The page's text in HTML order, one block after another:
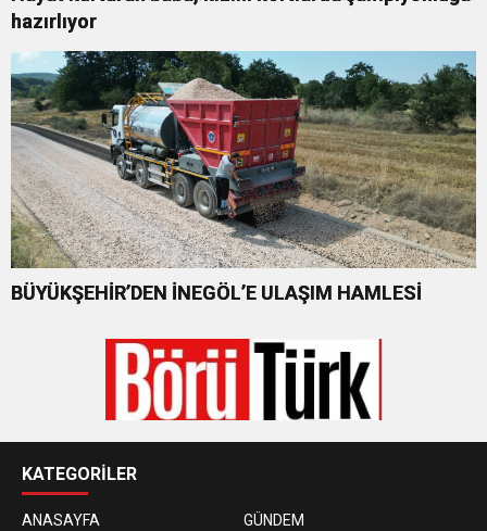
hazırlıyor
BÜYÜKŞEHİR’DEN İNEGÖL’E ULAŞIM HAMLESİ
KATEGORİLER
ANASAYFA
GÜNDEM